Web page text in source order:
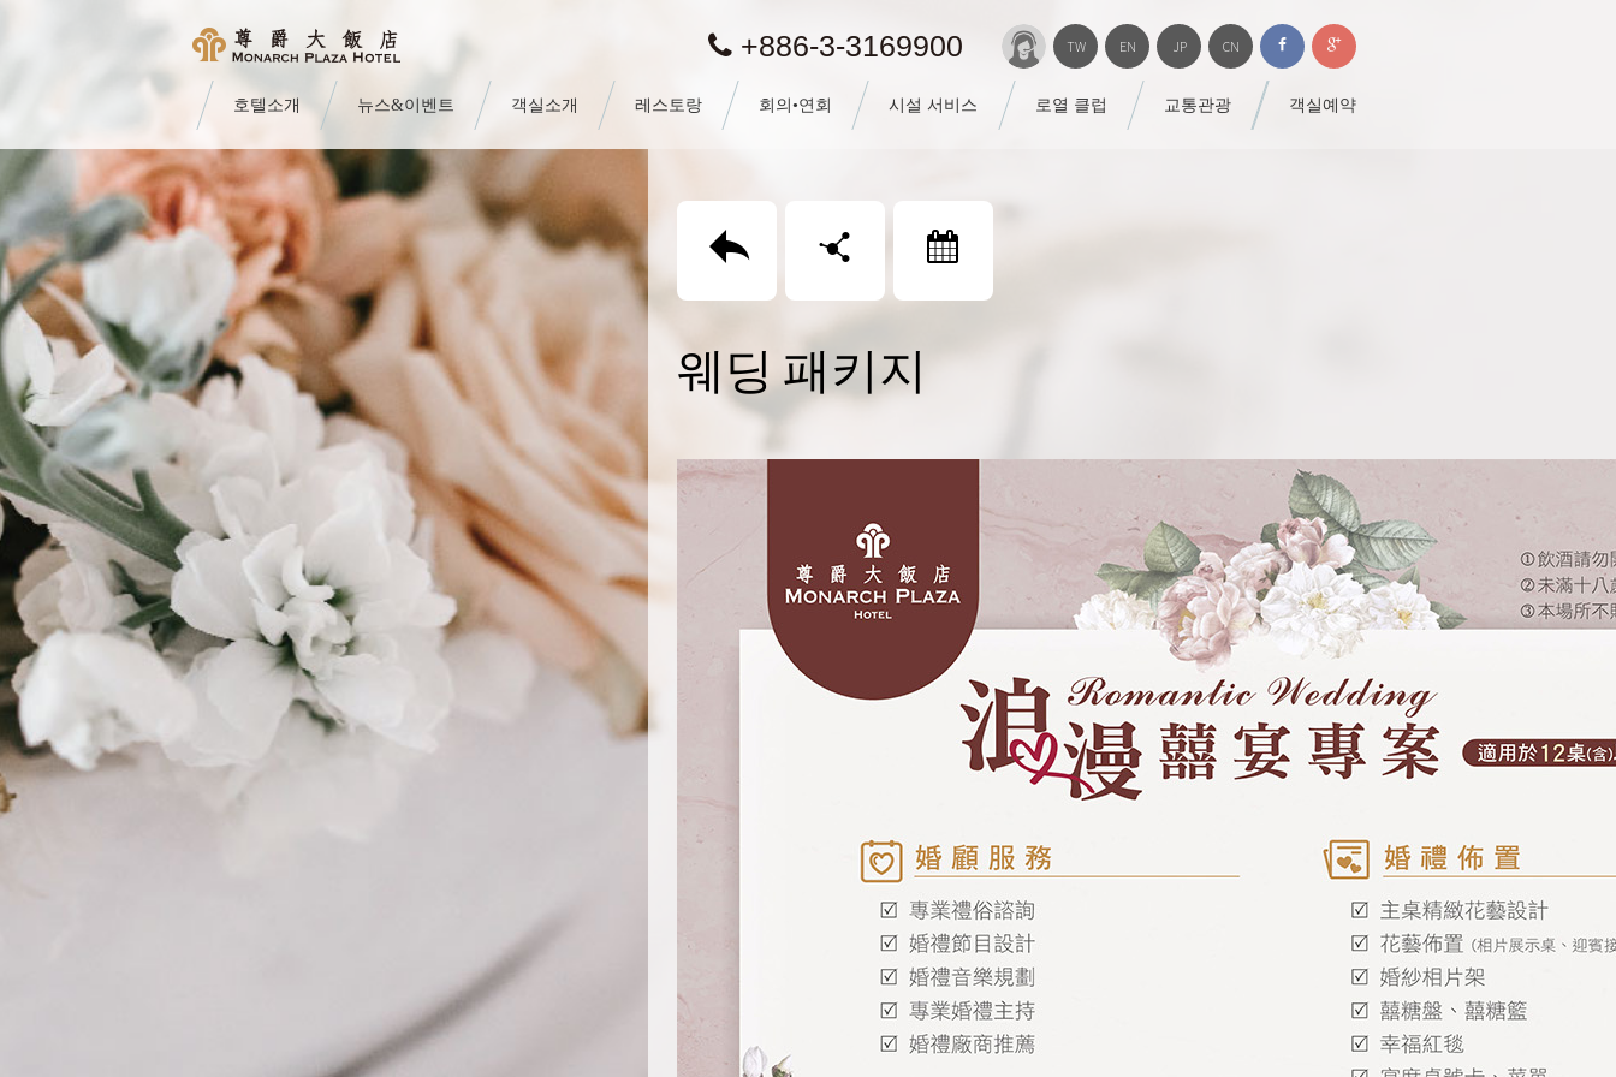
+886-3-3169900 TW EN JP CN
호텔소개 뉴스&이벤트 객실소개 레스토랑 회의•연회 시설 서비스 로열 클럽 교통관광 객실예약
回上頁 分享
웨딩 패키지